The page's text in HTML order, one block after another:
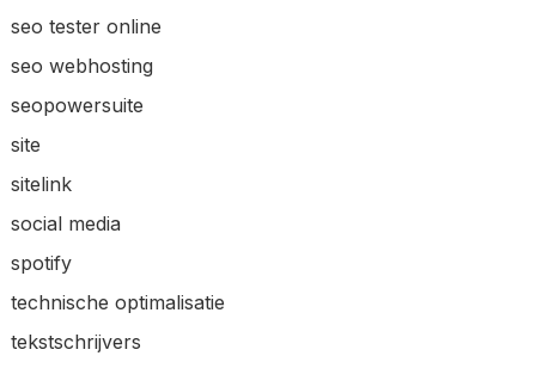
seo tester online
seo webhosting
seopowersuite
site
sitelink
social media
spotify
technische optimalisatie
tekstschrijvers